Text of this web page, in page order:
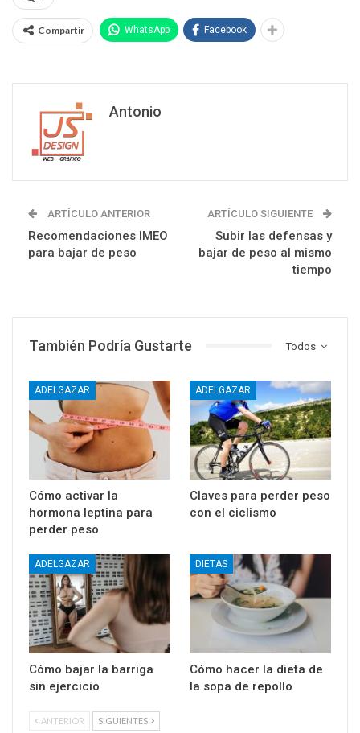
Compartir WhatsApp Facebook
Antonio
ARTÍCULO ANTERIOR
Recomendaciones IMEO
para bajar de peso
ARTÍCULO SIGUIENTE
Subir las defensas y
bajar de peso al mismo
tiempo
Todos
También Podría Gustarte
ADELGAZAR
Cómo activar la
hormona leptina para
perder peso
ADELGAZAR
Claves para perder peso
con el ciclismo
ADELGAZAR
Cómo bajar la barriga
sin ejercicio
DIETAS
Cómo hacer la dieta de
la sopa de repollo
ANTERIOR SIGUIENTES